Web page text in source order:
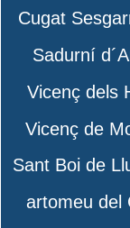
Cugat
Sadurní
Vicenç dels
Vicenç de
Sant Boi de
artomeu del